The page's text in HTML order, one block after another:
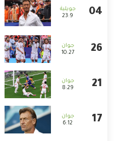
23:9
10:27
8:29
6:12